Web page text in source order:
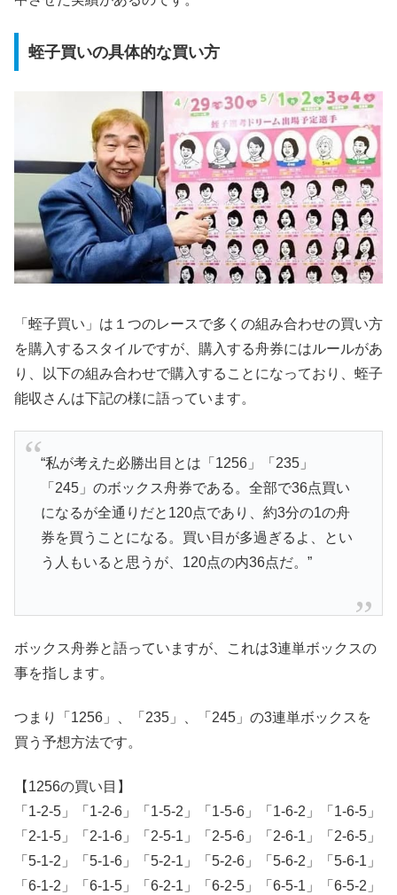
蛭子買いの具体的な買い方
「蛭子買い」は１つのレースで多くの組み合わせの買い方
を購入するスタイルですが、購入する舟券にはルールがあ
り、以下の組み合わせで購入することになっており、蛭子
能収さんは下記の様に語っています。
“私が考えた必勝出目とは「1256」「235」
「245」のボックス舟券である。全部で36点買い
になるが全通りだと120点であり、約3分の1の舟
券を買うことになる。買い目が多過ぎるよ、とい
う人もいると思うが、120点の内36点だ。”
ボックス舟券と語っていますが、これは3連単ボックスの
事を指します。
つまり「1256」、「235」、「245」の3連単ボックスを
買う予想方法です。
【1256の買い目】
「1-2-5」「1-2-6」「1-5-2」「1-5-6」「1-6-2」「1-6-5」
「2-1-5」「2-1-6」「2-5-1」「2-5-6」「2-6-1」「2-6-5」
「5-1-2」「5-1-6」「5-2-1」「5-2-6」「5-6-2」「5-6-1」
「6-1-2」「6-1-5」「6-2-1」「6-2-5」「6-5-1」「6-5-2」